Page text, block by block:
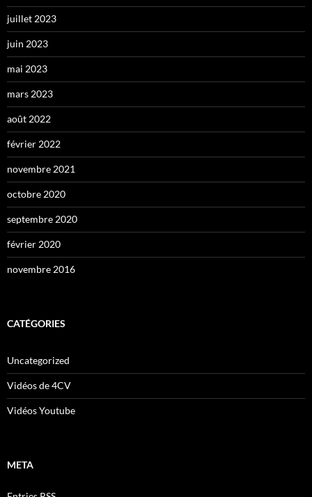
juillet 2023
juin 2023
mai 2023
mars 2023
août 2022
février 2022
novembre 2021
octobre 2020
septembre 2020
février 2020
novembre 2016
CATÉGORIES
Uncategorized
Vidéos de 4CV
Vidéos Youtube
META